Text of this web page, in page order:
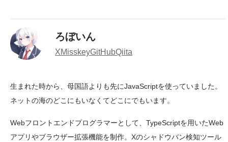
ろぼいん
XMisskeyGitHubQiita
生まれた時から、母国語よりも先にJavaScriptを使っていました。
ネットの海のどこにもいなくてどこにでもいます。
Webフロントエンドプログラマーとして、TypeScriptを用いたWeb
アプリやブラウザー拡張機能を制作。Xのシャドウバン検知ツール